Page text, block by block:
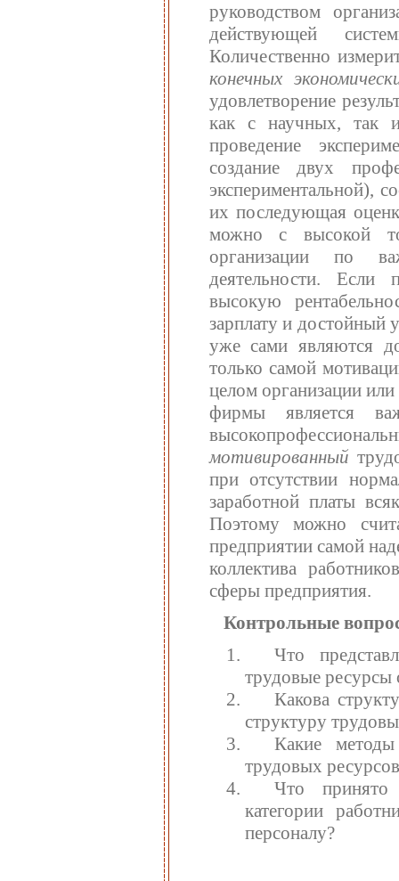
руководством
действующей
Количественно
конечных
удовлетворение
как с научных, так
проведение
создание двух
экспериментальной),
их последующая
можно с высокой
организации по
деятельности. Если
высокую
зарплату и достойный
уже сами являются
только самой
целом организации
фирмы является
мотивированный
при отсутствии
заработной платы
Поэтому можно
предприятии самой
коллектива
сферы предприятия.
Контрольные
Что
трудовые ресурсы
Какова
структуру
Какие методы
трудовых
Что принято
категории
персоналу?